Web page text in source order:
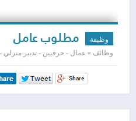
وظيفة مطلوب عامل
وظائف » عمال - حرفيين - تدبير منزلي